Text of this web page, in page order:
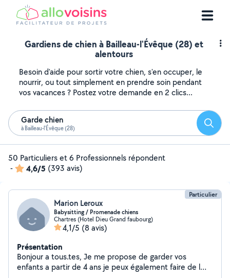
Gardiens de chien à Bailleau-l'Évêque (28) et
alentours
Besoin d'aide pour sortir votre chien, s'en occuper, le
nourrir, ou tout simplement en prendre soin pendant
vos vacances ? Postez votre demande en 2 clics...
Garde chien
à Bailleau-l'Évêque (28)
50 Particuliers et 6 Professionnels répondent
-
4,6/5 (393 avis)
Particulier
Marion Leroux
Babysitting / Promenade chiens
Chartres (Hotel Dieu Grand faubourg)
4,1/5 (8 avis)
Présentation
Bonjour a tous.tes, Je me propose de garder vos
enfants a partir de 4 ans je peux également faire de l